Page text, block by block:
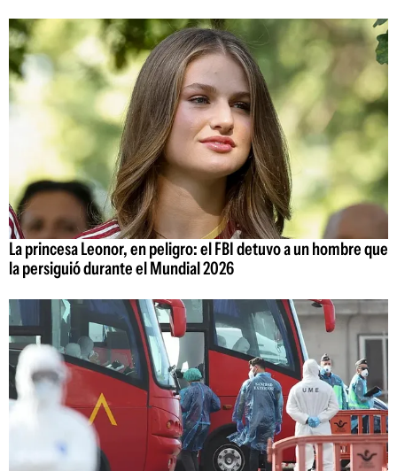
La princesa Leonor, en peligro: el FBI detuvo a un hombre que
la persiguió durante el Mundial 2026